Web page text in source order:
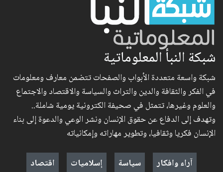
شبكة النبأ المعلوماتية
شبكة واسعة متعددة الأبواب والصفحات تتضمن معارف ومعلومات
في الفكر والثقافة والدين والتراث والسياسة والاقتصاد والاجتماع
والعلوم وغيرها، تتمثل في صحيفة الكترونية يومية شاملة..
وتهدف إلى الدفاع عن حقوق الإنسان ونشر الوعي والدعوة إلى بناء
الإنسان فكريا وثقافيا، وتطوير مهاراته وإمكانياته
آراء وافكار
سياسة إسلاميات
اقتصاد